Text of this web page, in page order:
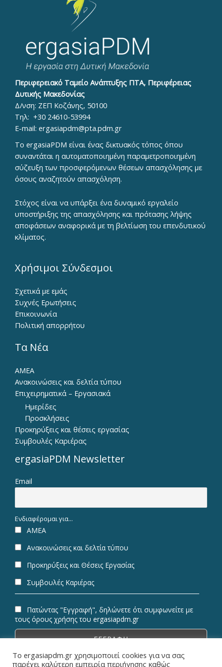
Περιφερειακό Ταμείο Ανάπτυξης ΠΤΑ, Περιφέρειας
Δυτικής Μακεδονίας
Δ/νση: ΖΕΠ Κοζάνης, 50100
Τηλ: +30 24610-53994
E-mail: ergasiapdm@pta.pdm.gr
To ergasiaPDM είναι ένας δικτυακός τόπος όπου
συναντάται η αυτοματοποιημένη παραμετροποιημένη
σύζευξη των προσφερόμενων θέσεων απασχόλησης με
όσους αναζητούν απασχόληση.
Στόχος είναι να υπάρξει ένα δυναμικό εργαλείο
υποστήριξης της απασχόλησης και πρότασης λήψης
αποφάσεων αναφορικά με τη βελτίωση του επενδυτικού
κλίματος.
Χρήσιμοι Σύνδεσμοι
Σχετικά με εμάς
Συχνές Ερωτήσεις
Επικοινωνία
Πολιτική απορρήτου
Τα Νέα
ΑΜΕΑ
Ανακοινώσεις και δελτία τύπου
Επιχειρηματικά – Εργασιακά
Ημερίδες
Προσκλήσεις
Προκηρύξεις και θέσεις εργασίας
Συμβουλές Καριέρας
ergasiaPDM Newsletter
Email
Ενδιαφέρομαι για...
ΑΜΕΑ
Ανακοινώσεις και δελτία τύπου
Προκηρύξεις και Θέσεις Εργασίας
Συμβουλές Καριέρας
Πατώντας "Εγγραφή", δηλώνετε ότι συμφωνείτε με
τους όρους χρήσης του ergasiapdm.gr
Το ergasiapdm.gr χρησιμοποιεί cookies για να σας
παρέχει καλύτερη εμπειρία περιήγησης καθώς